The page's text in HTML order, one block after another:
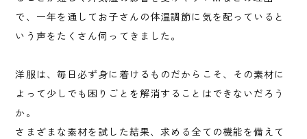
ることが難しく外気温の影響を受けやすい…などの理由
で、一年を通してお子さんの体温調節に気を配っていると
洋服は、毎日必ず身に着けるものだからこそ、その素材に
よって少しでも困りごとを解消することはできないだろう
か。